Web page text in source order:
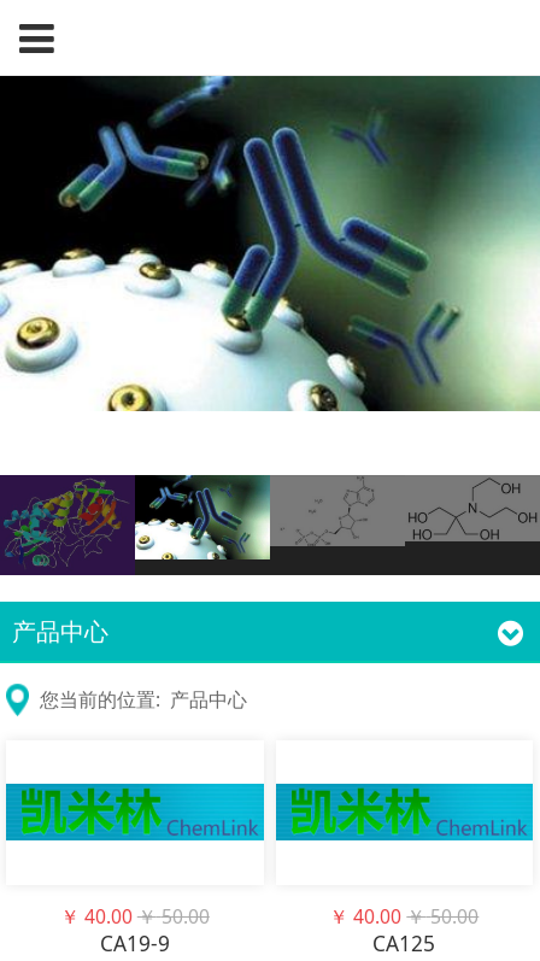
产品中心
您当前的位置: 产品中心
￥ 40.00￥50.00
CA19-9
￥ 40.00￥50.00
CA125